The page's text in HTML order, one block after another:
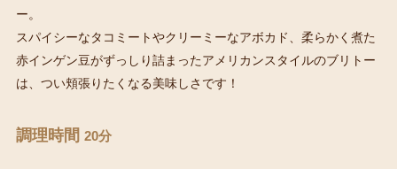
ー。
スパイシーなタコミートやクリーミーなアボカド、柔らかく煮た
赤インゲン豆がずっしり詰まったアメリカンスタイルのブリトー
は、つい頬張りたくなる美味しさです！
調理時間 20分